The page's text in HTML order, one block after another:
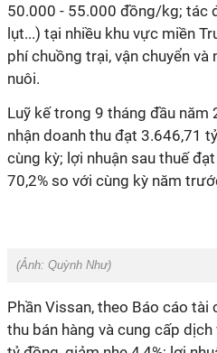
50.000 - 55.000 đồng/kg; tác
lụt...) tại nhiều khu vực miền
phí chuồng trại, vận chuyển
nuôi.
Luỹ kế trong 9 tháng đầu năm
nhận doanh thu đạt 3.646,71
cùng kỳ; lợi nhuận sau thuế
70,2% so với cùng kỳ năm
(Ảnh: Quỳnh Như)
Phần Vissan, theo Báo cáo
thu bán hàng và cung cấp